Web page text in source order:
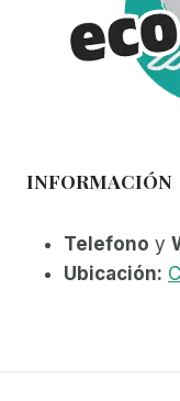
INFORMACIÓN
Telefono y
Ubicación: